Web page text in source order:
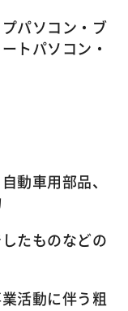
パソコン・ブ
トパソコン・
動車用部品、
たものなどの
活動に伴う粗